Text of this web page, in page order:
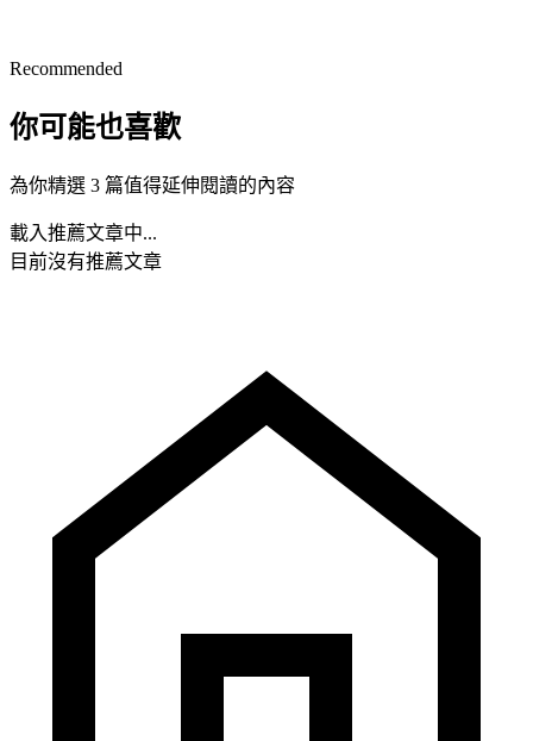
Recommended
你可能也喜歡
為你精選 3 篇值得延伸閱讀的內容
載入推薦文章中...
目前沒有推薦文章